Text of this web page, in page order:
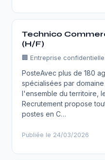
Technico
(H/F)
🏢 Entreprise confidentielle
PosteAvec plus de 180
spécialisées par
l'ensemble du territoire,
Recrutement propose
postes en C…
Publiée le 24/03/2026